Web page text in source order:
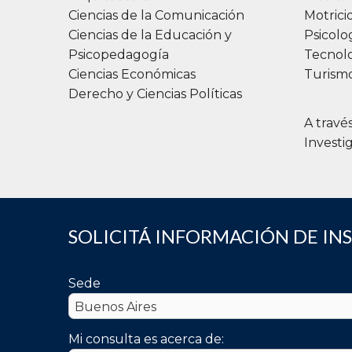
Abrí
Nota:
Ciencias de la Comunicación
Ciencias de la Educación y
Psicopedagogía
Ciencias Económicas
Derecho y Ciencias Políticas
A
SOLICITÁ INFORMACIÓN DE
Sede
Mi consulta es acerca de: